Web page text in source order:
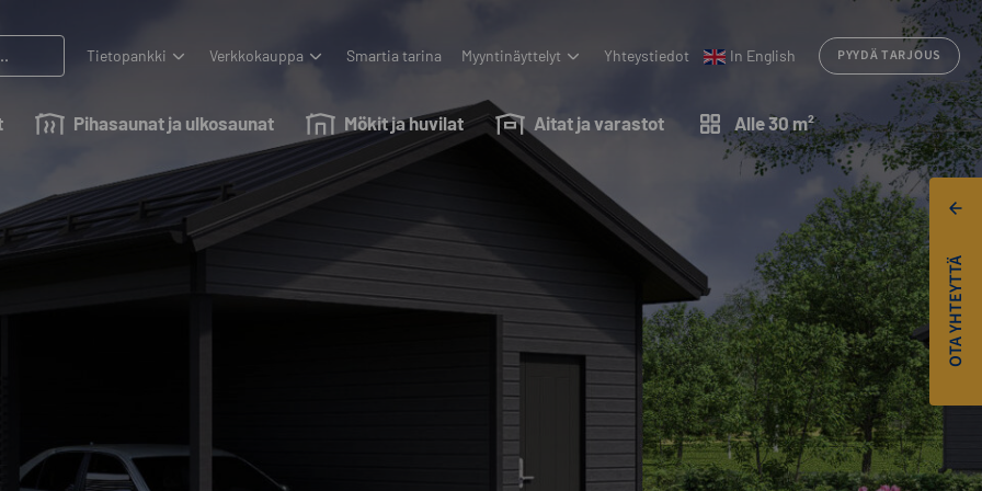
Pihasaunat ja ulkosaunat Mökit ja huvilat Aitat ja varastot Alle 30 m²
Tietopankki Verkkokauppa Smartia tarina Myyntinäyttelyt Yhteystiedot In English PYYDÄ TARJOUS
OTA YHTEYTTÄ